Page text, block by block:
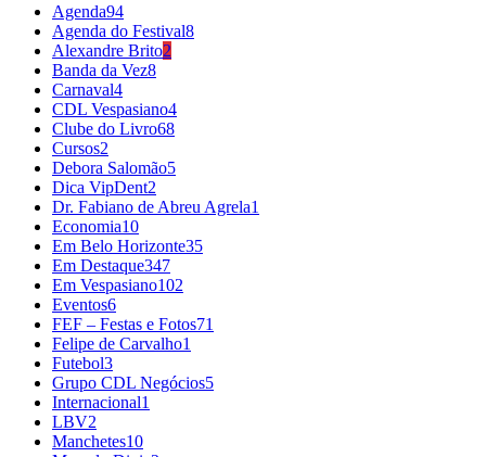
Agenda94
Agenda do Festival8
Alexandre Brito2
Banda da Vez8
Carnaval4
CDL Vespasiano4
Clube do Livro68
Cursos2
Debora Salomão5
Dica VipDent2
Dr. Fabiano de Abreu Agrela1
Economia10
Em Belo Horizonte35
Em Destaque347
Em Vespasiano102
Eventos6
FEF – Festas e Fotos71
Felipe de Carvalho1
Futebol3
Grupo CDL Negócios5
Internacional1
LBV2
Manchetes10